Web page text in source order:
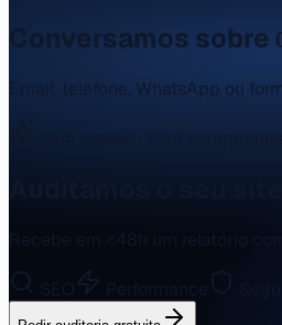
Conversamos sobre
Email, telefone, WhatsApp ou
Recebe em <48h um relatório
SEO Performance